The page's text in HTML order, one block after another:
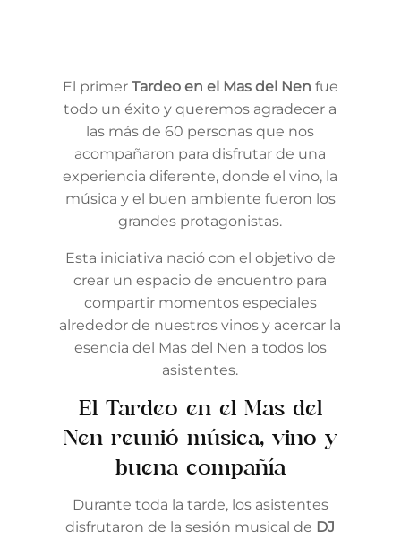
El primer Tardeo en el Mas del Nen fue
todo un éxito y queremos agradecer a
las más de 60 personas que nos
acompañaron para disfrutar de una
experiencia diferente, donde el vino, la
música y el buen ambiente fueron los
grandes protagonistas.
Esta iniciativa nació con el objetivo de
crear un espacio de encuentro para
compartir momentos especiales
alrededor de nuestros vinos y acercar la
esencia del Mas del Nen a todos los
asistentes.
El Tardeo en el Mas del
Nen reunió música, vino y
buena compañía
Durante toda la tarde, los asistentes
disfrutaron de la sesión musical de DJ